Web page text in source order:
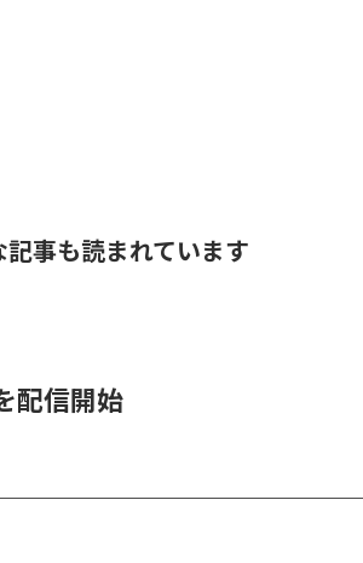
記事も読まれています
配信開始